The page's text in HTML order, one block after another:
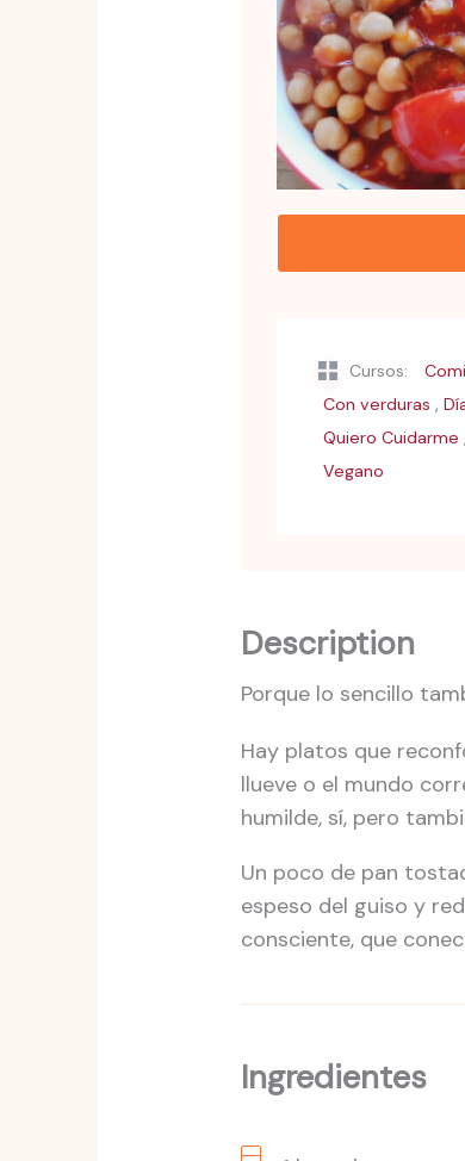
Cursos:
Con verduras ,
Quiero Cuidarme ,
Vegano
Description
Porque lo sencillo
Hay platos que
llueve o el mundo
humilde, sí, pero
Un poco de pan
espeso del guiso y
consciente, que
Ingredientes